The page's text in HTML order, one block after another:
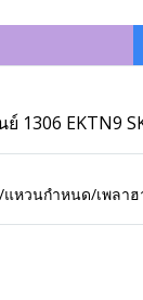
1306 EKTN9
หวนกำหนด/เพลาฮ